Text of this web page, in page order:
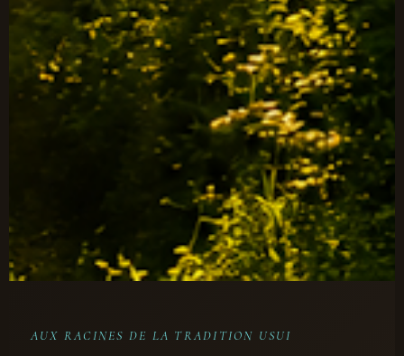
AUX RACINES DE LA TRADITION USUI